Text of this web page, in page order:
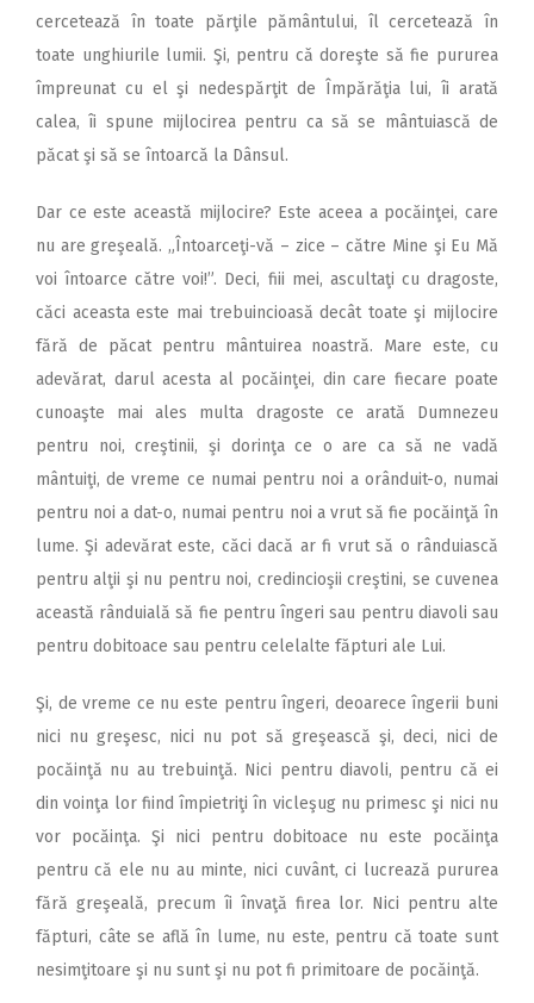
cercetează în toate părţile pământului, îl cercetează în
toate unghiurile lumii. Şi, pentru că doreşte să fie pururea
împreunat cu el şi nedespărţit de Împărăţia lui, îi arată
calea, îi spune mijlocirea pentru ca să se mântuiască de
păcat şi să se întoarcă la Dânsul.
Dar ce este această mijlocire? Este aceea a pocăinţei, care
nu are greşeală. „Întoarceţi-vă – zice – către Mine şi Eu Mă
voi întoarce către voi!”. Deci, fiii mei, ascultaţi cu dragoste,
căci aceasta este mai trebuincioasă decât toate şi mijlocire
fără de păcat pentru mântuirea noastră. Mare este, cu
adevărat, darul acesta al pocăinţei, din care fiecare poate
cunoaşte mai ales multa dragoste ce arată Dumnezeu
pentru noi, creştinii, şi dorinţa ce o are ca să ne vadă
mântuiţi, de vreme ce numai pentru noi a orânduit-o, numai
pentru noi a dat-o, numai pentru noi a vrut să fie pocăinţă în
lume. Şi adevărat este, căci dacă ar fi vrut să o rânduiască
pentru alţii şi nu pentru noi, credincioşii creştini, se cuvenea
această rânduială să fie pentru îngeri sau pentru diavoli sau
pentru dobitoace sau pentru celelalte făpturi ale Lui.
Şi, de vreme ce nu este pentru îngeri, deoarece îngerii buni
nici nu greşesc, nici nu pot să greşească şi, deci, nici de
pocăinţă nu au trebuinţă. Nici pentru diavoli, pentru că ei
din voinţa lor fiind împietriţi în vicleşug nu primesc şi nici nu
vor pocăinţa. Şi nici pentru dobitoace nu este pocăinţa
pentru că ele nu au minte, nici cuvânt, ci lucrează pururea
fără greşeală, precum îi învaţă firea lor. Nici pentru alte
făpturi, câte se află în lume, nu este, pentru că toate sunt
nesimţitoare şi nu sunt şi nu pot fi primitoare de pocăinţă.